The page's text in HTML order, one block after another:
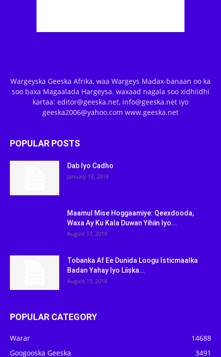
Wargeyska Geeska Afrika, waa Wargeys Madax-banaan oo ka
soo baxa Magaalada Hargeysa. waxaad nagala soo xidhiidhi
kartaa: editor@geeska.net, info@geeska.net iyo
geeska2006@yahoo.com www.geeska.net
POPULAR POSTS
Dab Iyo Cadho
January 18, 2018
Maamul Mise Hoggaamiye: Qeexdooda,
Waxa Ay Ku Kala Duwan Yihiin Iyo...
August 17, 2018
Tobanka Af Ee Dunida Loogu Isticmaalka
Badan Yahay Iyo Liiska...
August 15, 2018
POPULAR CATEGORY
Warar
14688
Googooska Geeska
3491